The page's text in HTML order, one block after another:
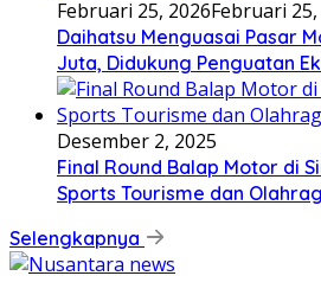
Februari 25, 2026Februari 25,
Daihatsu Menguasai Pasar
Juta, Didukung Penguatan
Desember 2, 2025
Final Round Balap Motor di
Sports Tourisme dan
Selengkapnya